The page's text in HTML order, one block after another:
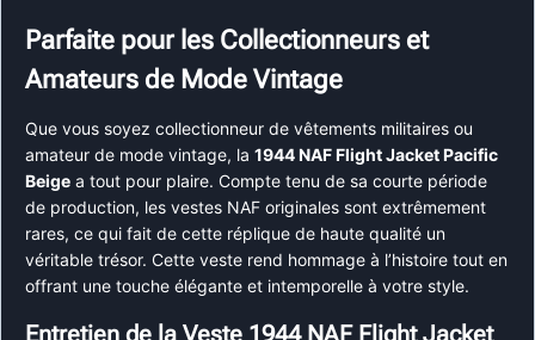
Parfaite pour les Collectionneurs et
Amateurs de Mode Vintage
Que vous soyez collectionneur de vêtements militaires ou
amateur de mode vintage, la 1944 NAF Flight Jacket Pacific
Beige a tout pour plaire. Compte tenu de sa courte période
de production, les vestes NAF originales sont extrêmement
rares, ce qui fait de cette réplique de haute qualité un
véritable trésor. Cette veste rend hommage à l’histoire tout en
offrant une touche élégante et intemporelle à votre style.